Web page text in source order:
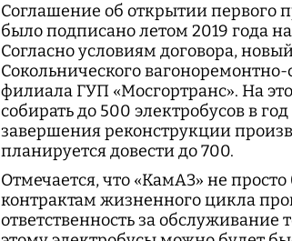
Соглашение об открытии первого
было подписано летом 2019 года
Согласно условиям договора,
Сокольнического
филиала ГУП «Мосгортранс». На
собирать до 500 электробусов в
завершения реконструкции
планируется довести до 700.
Отмечается, что «КамАЗ» не
контрактам жизненного цикла
ответственность за обслуживание